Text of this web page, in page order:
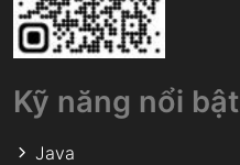
Kỹ năng nổi bật
Java